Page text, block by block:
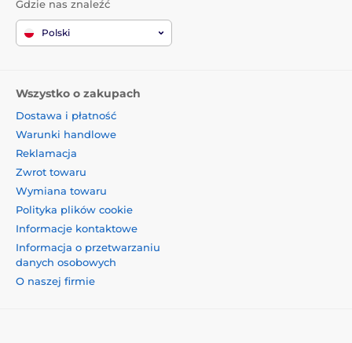
Gdzie nas znaleźć
Polski
Wszystko o zakupach
Dostawa i płatność
Warunki handlowe
Reklamacja
Zwrot towaru
Wymiana towaru
Polityka plików cookie
Informacje kontaktowe
Informacja o przetwarzaniu
danych osobowych
O naszej firmie